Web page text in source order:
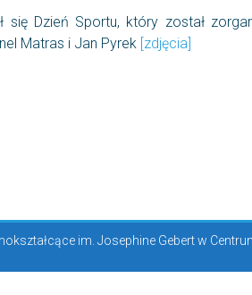
Dzień Sportu, który został
Matras i Jan Pyrek [zdjęcia]
im. Josephine Gebert w